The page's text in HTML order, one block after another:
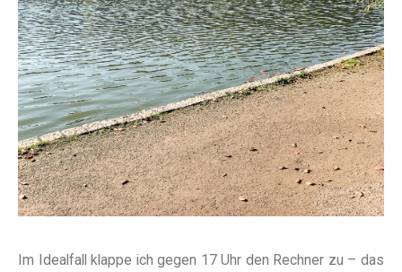
Im Idealfall klappe ich gegen 17 Uhr den Rechner zu – das